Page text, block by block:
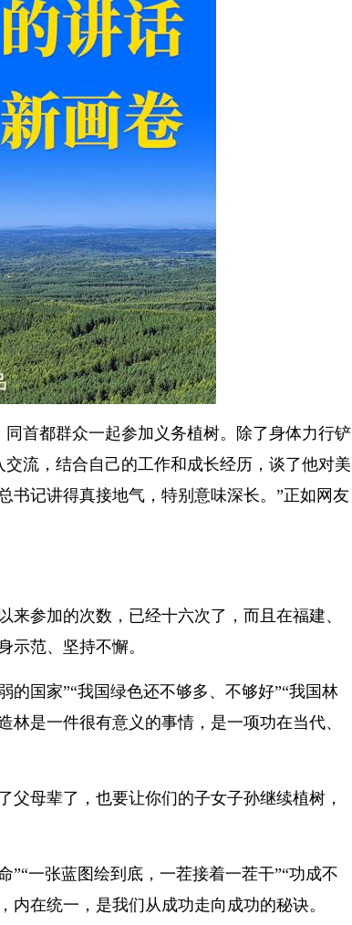
首都群众一起参加义务植树。除了身体力行铲
流，结合自己的工作和成长经历，谈了他对美
书记讲得真接地气，特别意味深长。”正如网友
参加的次数，已经十六次了，而且在福建、
示范、坚持不懈。
国家”“我国绿色还不够多、不够好”“我国林
是一件很有意义的事情，是一项功在当代、
母辈了，也要让你们的子女子孙继续植树，
一张蓝图绘到底，一茬接着一茬干”“功成不
在统一，是我们从成功走向成功的秘诀。